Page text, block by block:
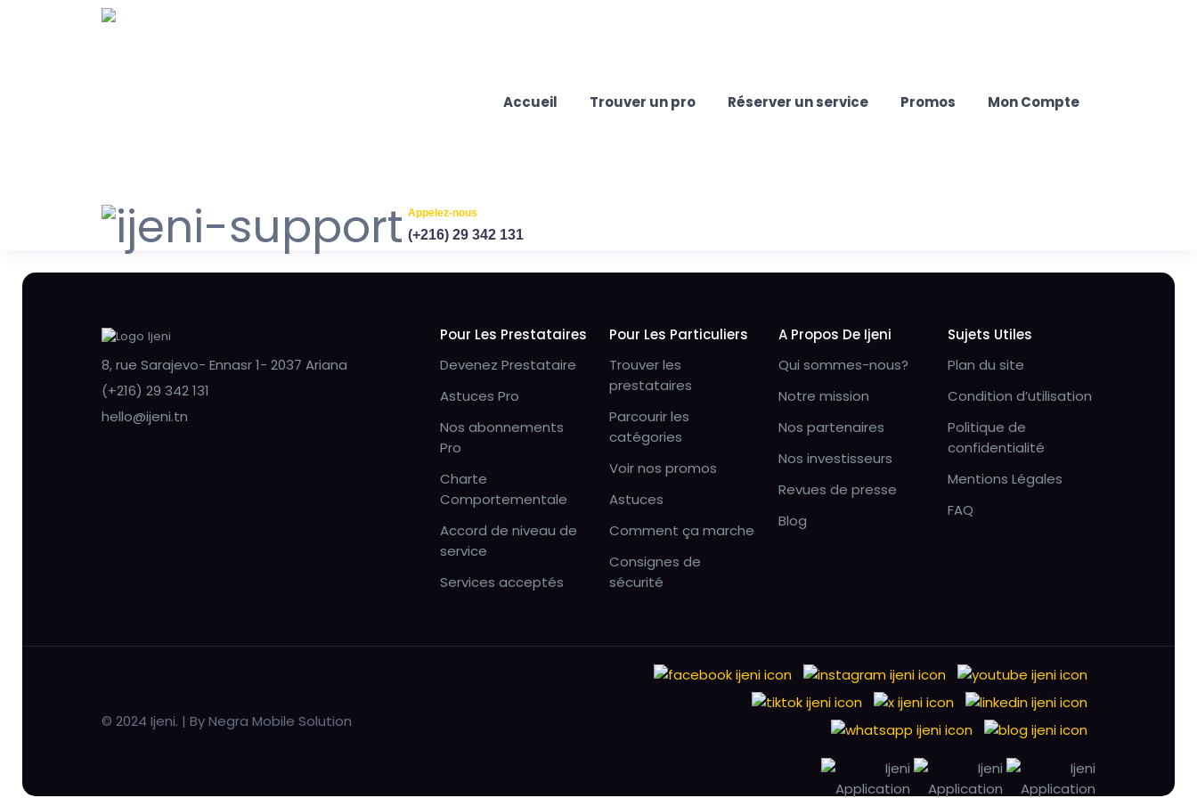
Accueil Trouver un pro Réserver un service Promos Mon Compte
Appelez-nous
(+216) 29 342 131
8, rue Sarajevo- Ennasr 1- 2037 Ariana
(+216) 29 342 131
hello@ijeni.tn
Pour Les Prestataires
Devenez Prestataire
Astuces Pro
Nos abonnements
Pro
Charte
Comportementale
Accord de niveau de
service
Services acceptés
Pour Les Particuliers
Trouver les
prestataires
Parcourir les
catégories
Voir nos promos
Astuces
Comment ça marche
Consignes de
sécurité
A Propos De Ijeni
Qui sommes-nous?
Notre mission
Nos partenaires
Nos investisseurs
Revues de presse
Blog
Sujets Utiles
Plan du site
Condition d’utilisation
Politique de
confidentialité
Mentions Légales
FAQ
© 2024 Ijeni. | By Negra Mobile Solution